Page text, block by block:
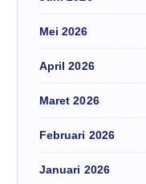
Mei 2026
April 2026
Maret 2026
Februari 2026
Januari 2026